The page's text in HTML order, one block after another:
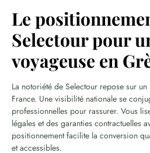
Le
Selectour pour
voyageuse en
La notoriété de Selectour repose sur
France. Une visibilité nationale se
professionnelles pour rassurer. Vous
légales et des garanties contractuelles
positionnement facilite la conversion
et accessibles.